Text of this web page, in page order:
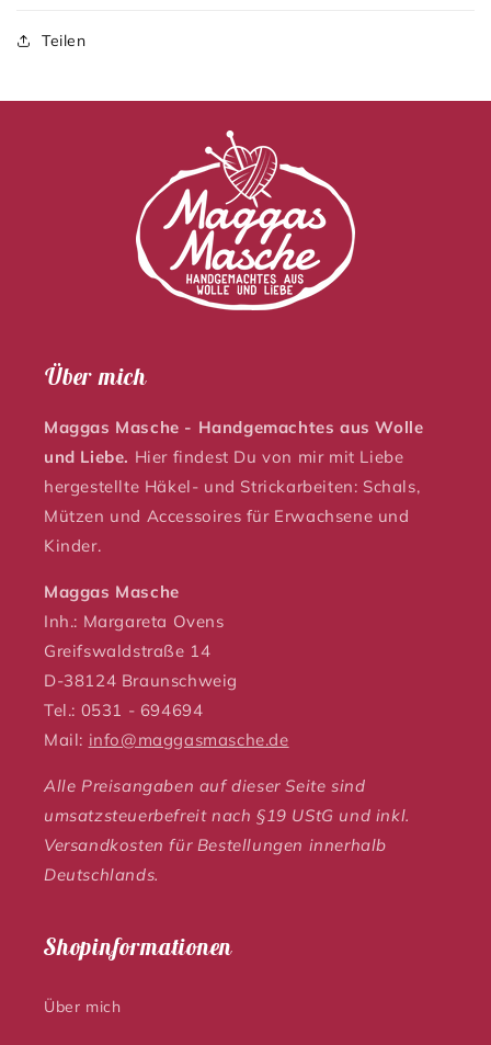
Teilen
Über mich
Maggas Masche - Handgemachtes aus Wolle
und Liebe. Hier findest Du von mir mit Liebe
hergestellte Häkel- und Strickarbeiten: Schals,
Mützen und Accessoires für Erwachsene und
Kinder.
Maggas Masche
Inh.: Margareta Ovens
Greifswaldstraße 14
D-38124 Braunschweig
Tel.: 0531 - 694694
Mail: info@maggasmasche.de
Alle Preisangaben auf dieser Seite sind
umsatzsteuerbefreit nach §19 UStG und inkl.
Versandkosten für Bestellungen innerhalb
Deutschlands.
Shopinformationen
Über mich